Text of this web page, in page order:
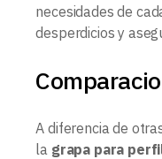
necesidades de
desperdicios y
A diferencia de
la grapa para